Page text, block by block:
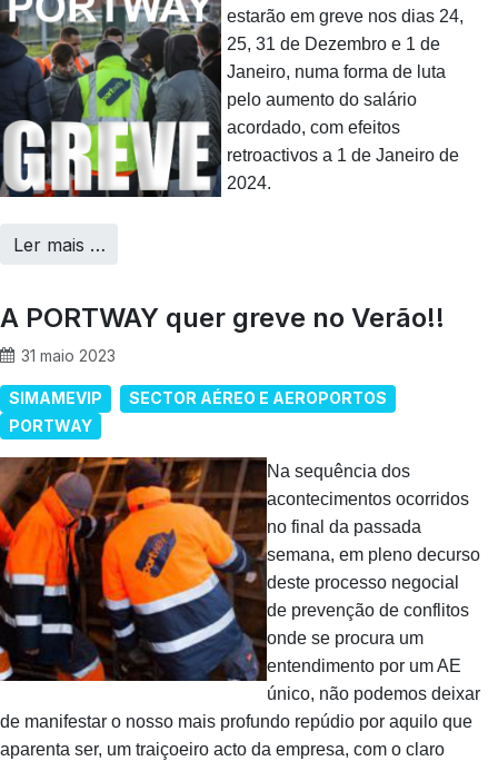
estarão em greve nos dias 24,
25, 31 de Dezembro e 1 de
Janeiro, numa forma de luta
pelo aumento do salário
acordado, com efeitos
retroactivos a 1 de Janeiro de
2024.
Ler mais …
A PORTWAY quer greve no Verão!!
31 maio 2023
SIMAMEVIP
SECTOR AÉREO E AEROPORTOS
PORTWAY
Na sequência dos
acontecimentos ocorridos
no final da passada
semana, em pleno decurso
deste processo negocial
de prevenção de conflitos
onde se procura um
entendimento por um AE
único, não podemos deixar
de manifestar o nosso mais profundo repúdio por aquilo que
aparenta ser, um traiçoeiro acto da empresa, com o claro